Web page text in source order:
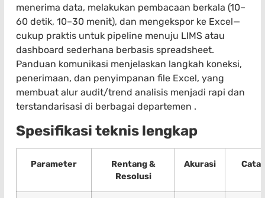
menerima data, melakukan pembacaan berkala (10–
60 detik, 10–30 menit), dan mengekspor ke Excel—
cukup praktis untuk pipeline menuju LIMS atau
dashboard sederhana berbasis spreadsheet.
Panduan komunikasi menjelaskan langkah koneksi,
penerimaan, dan penyimpanan file Excel, yang
membuat alur audit/trend analisis menjadi rapi dan
terstandarisasi di berbagai departemen .
Spesifikasi teknis lengkap
Parameter
Rentang &
Resolusi
Akurasi